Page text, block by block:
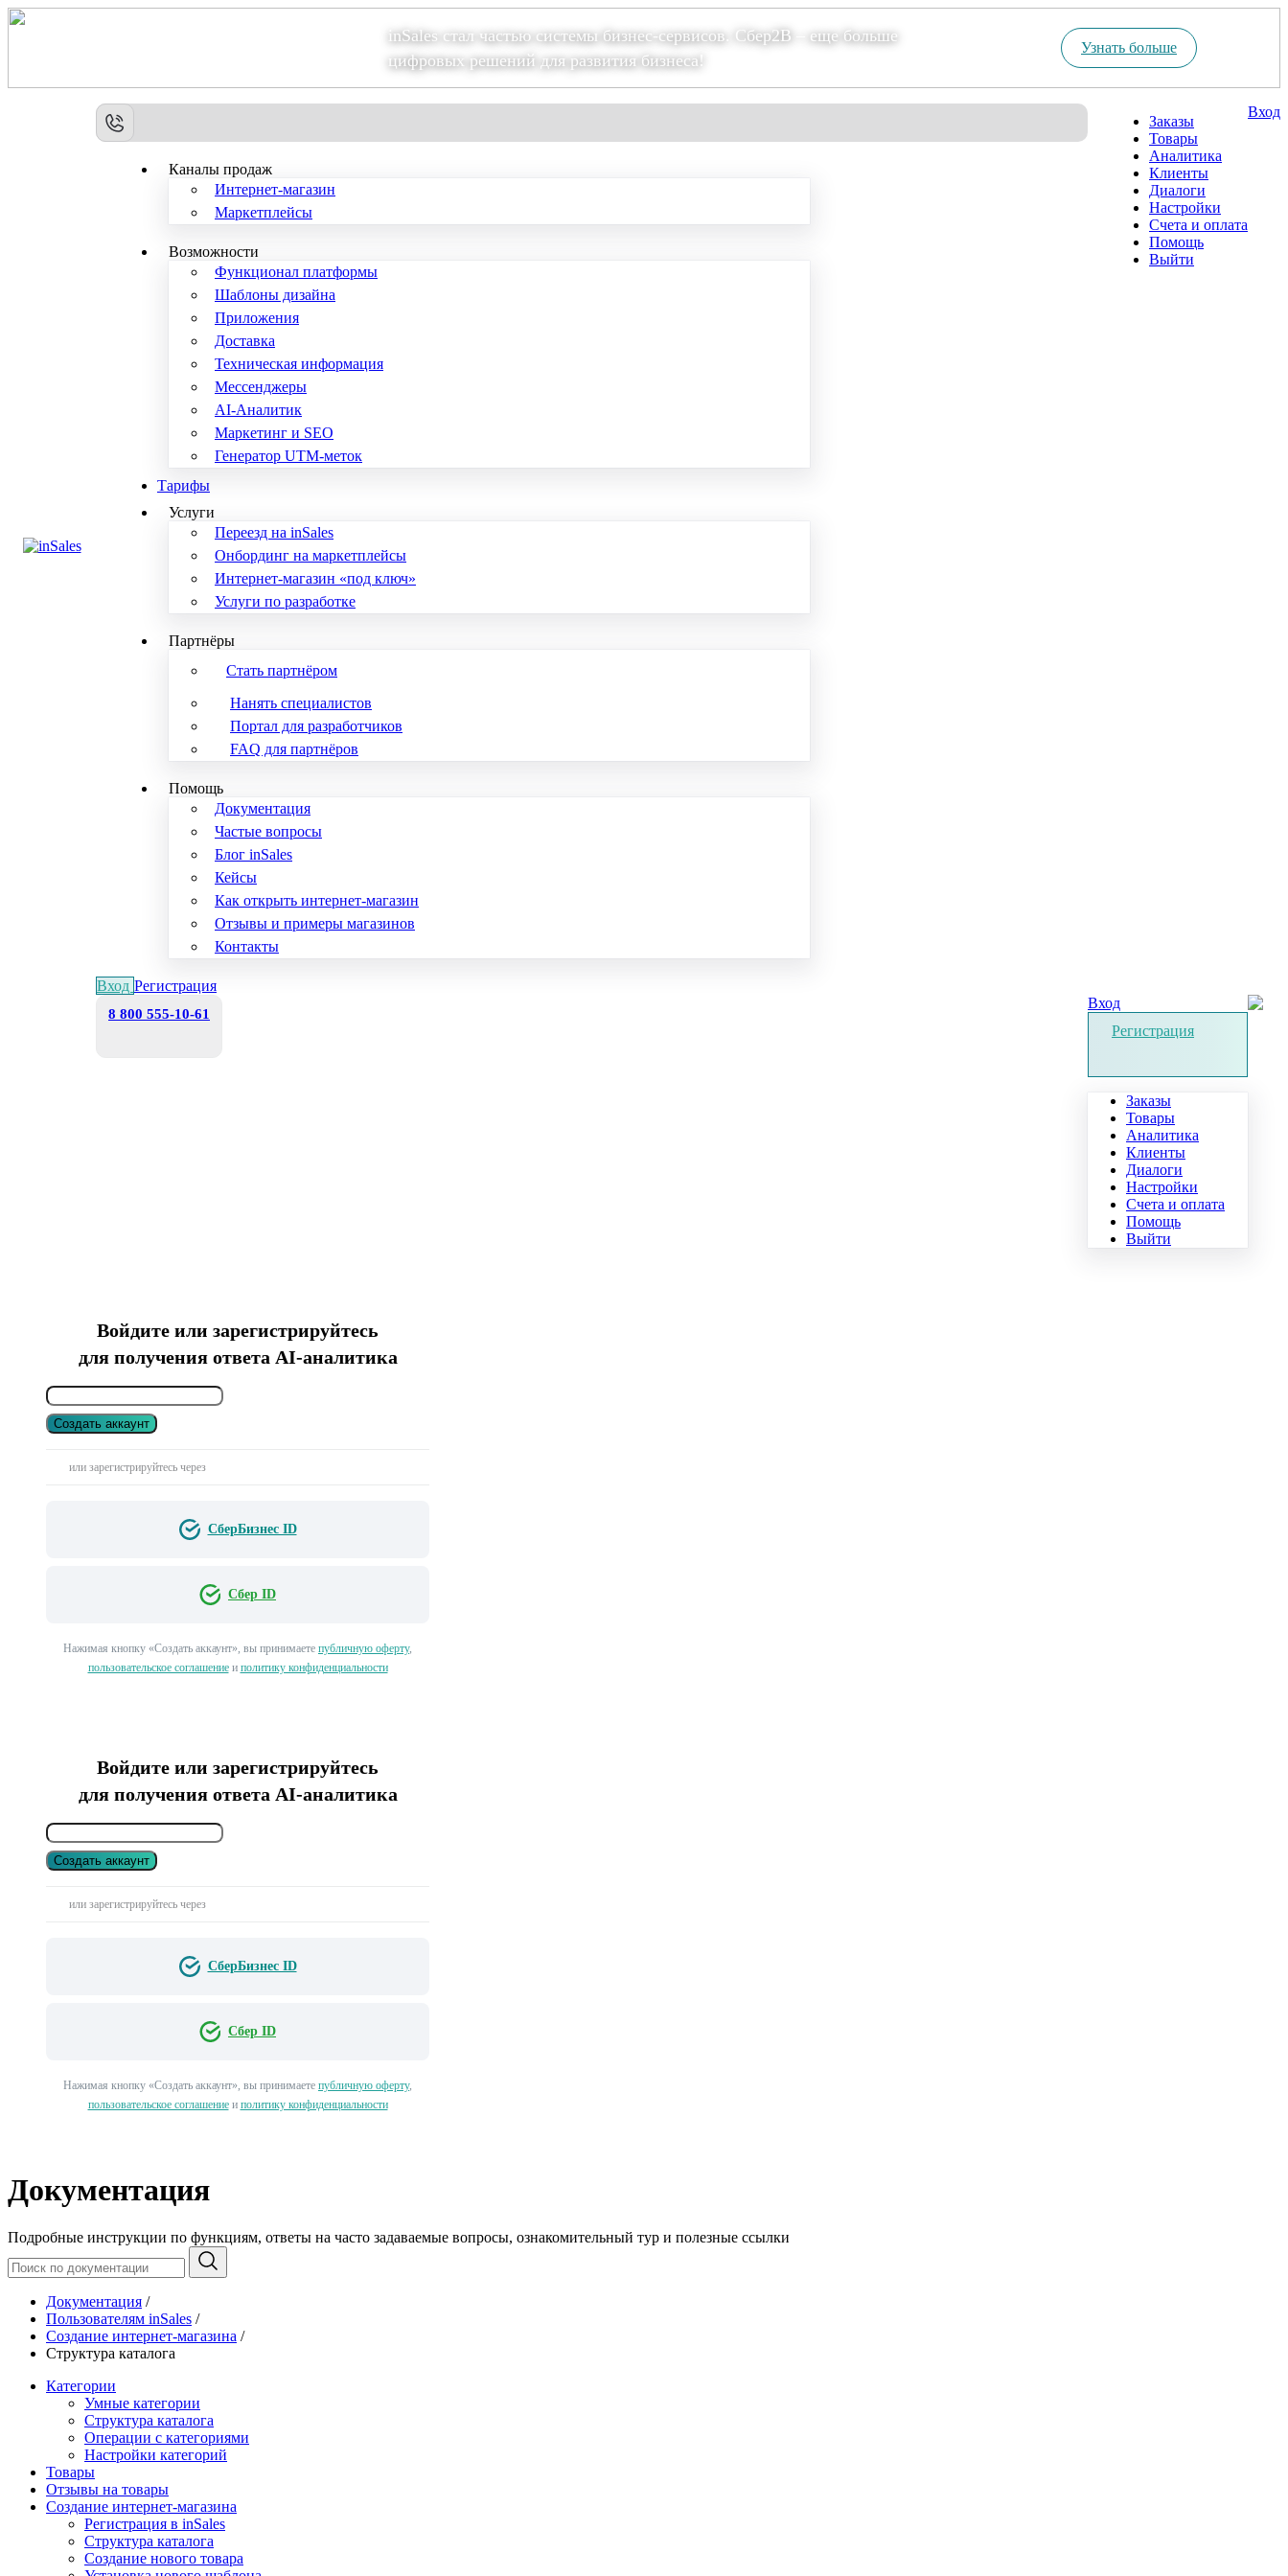
inSales стал частью системы бизнес-сервисов. Сбер2В – еще больше
цифровых решений для развития бизнеса!
Узнать больше
Каналы продаж
Интернет-магазин
Маркетплейсы
Возможности
Функционал платформы
Шаблоны дизайна
Приложения
Доставка
Техническая информация
Мессенджеры
AI-Аналитик
Маркетинг и SEO
Генератор UTM-меток
Тарифы
Услуги
Переезд на inSales
Онбординг на маркетплейсы
Интернет-магазин «под ключ»
Услуги по разработке
Партнёры
Стать партнёром
Нанять специалистов
Портал для разработчиков
FAQ для партнёров
Помощь
Документация
Частые вопросы
Блог inSales
Кейсы
Как открыть интернет-магазин
Отзывы и примеры магазинов
Контакты
Вход Регистрация
Заказы
Товары
Аналитика
Клиенты
Диалоги
Настройки
Счета и оплата
Помощь
Выйти
Вход
8 800 555-10-61
Вход
Регистрация
Заказы
Товары
Аналитика
Клиенты
Диалоги
Настройки
Счета и оплата
Помощь
Выйти
Войдите или зарегистрируйтесь
для получения ответа AI-аналитика
Создать аккаунт
или зарегистрируйтесь через
СберБизнес ID
Сбер ID
Нажимая кнопку «Создать аккаунт», вы принимаете публичную оферту,
пользовательское соглашениеи политику конфиденциальности
Войдите или зарегистрируйтесь
для получения ответа AI-аналитика
Создать аккаунт
или зарегистрируйтесь через
СберБизнес ID
Сбер ID
Нажимая кнопку «Создать аккаунт», вы принимаете публичную оферту,
пользовательское соглашениеи политику конфиденциальности
Документация
Подробные инструкции по функциям, ответы на часто задаваемые вопросы, ознакомительный тур и полезные ссылки
Документация /
Пользователям inSales /
Создание интернет-магазина /
Структура каталога
Категории
Умные категории
Структура каталога
Операции с категориями
Настройки категорий
Товары
Отзывы на товары
Создание интернет-магазина
Регистрация в inSales
Структура каталога
Создание нового товара